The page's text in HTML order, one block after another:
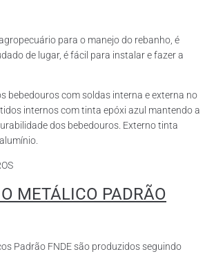
para o manejo do rebanho, é
de lugar, é fácil para instalar e fazer a
bebedouros com soldas interna e externa no
internos com tinta epóxi azul mantendo a
dos bebedouros. Externo tinta
METÁLICO PADRÃO
Padrão FNDE são produzidos seguindo